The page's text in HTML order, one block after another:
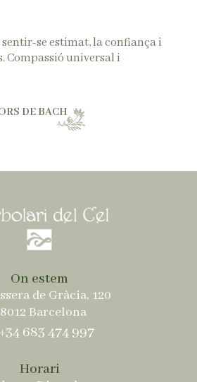
se estimat, la confiança i
Compassió universal i
DE BACH
On estem
de Gràcia, 120
Barcelona
683 474 997
Horari